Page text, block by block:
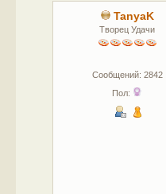
TanyaK
Творец Удачи
Сообщений: 2842
Пол: